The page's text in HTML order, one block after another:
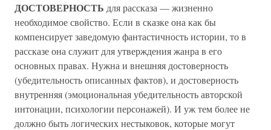
ДОСТОВЕРНОСТЬ для рассказа — жизненно
необходимое свойство. Если в сказке она как бы
компенсирует заведомую фантастичность истории, то в
рассказе она служит для утверждения жанра в его
основных правах. Нужна и внешняя достоверность
(убедительность описанных фактов), и достоверность
внутренняя (эмоциональная убедительность авторской
интонации, психологии персонажей). И уж тем более не
должно быть логических нестыковок, которые могут